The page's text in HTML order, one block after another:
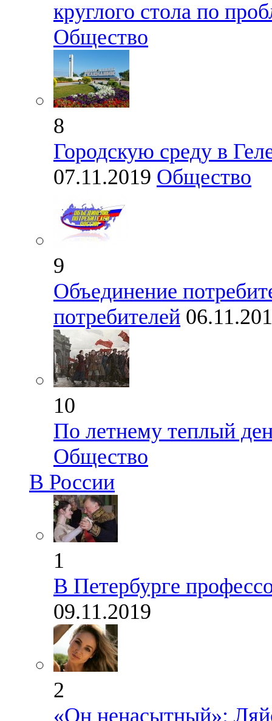
круглого стола по
Общество
8
Городскую среду в
07.11.2019 Общество
9
Объединение
потребителей
10
По летнему теплый
Общество
В России
1
В Петербурге
09.11.2019
2
«Он ненасытный»: